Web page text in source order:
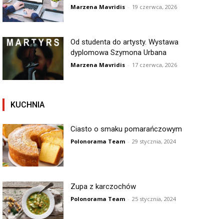
Marzena Mavridis - 19 czerwca, 2026
Od studenta do artysty. Wystawa
dyplomowa Szymona Urbana
Marzena Mavridis - 17 czerwca, 2026
KUCHNIA
Ciasto o smaku pomarańczowym
Polonorama Team - 29 stycznia, 2024
Zupa z karczochów
Polonorama Team - 25 stycznia, 2024